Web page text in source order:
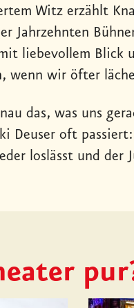
Witz erzählt
Jahrzehnten
liebevollem Blick
wenn wir öfter
das, was uns
Deuser oft
loslässt und der